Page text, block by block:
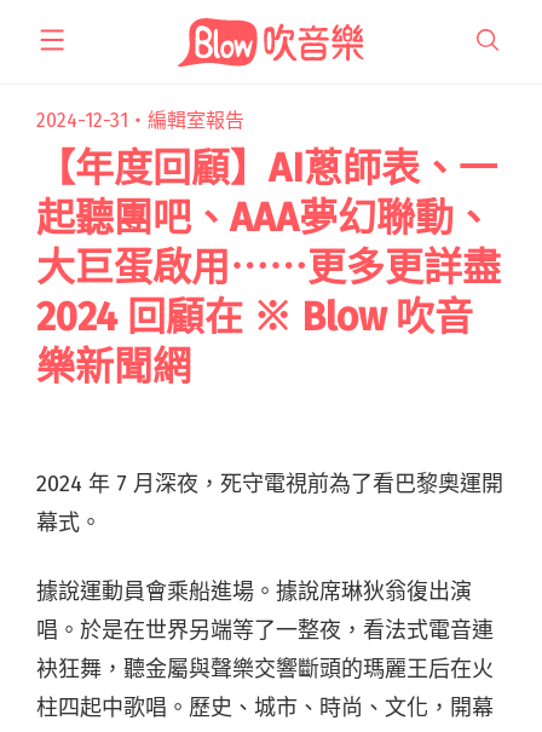
2024-12-31・ 編輯室報告
【年度回顧】AI蔥師表、一
起聽團吧、AAA夢幻聯動、
大巨蛋啟用⋯⋯更多更詳盡
2024 回顧在 ※ Blow 吹音
樂新聞網
2024 年 7 月深夜，死守電視前為了看巴黎奧運開
幕式。
據說運動員會乘船進場。據說席琳狄翁復出演
唱。於是在世界另端等了一整夜，看法式電音連
袂狂舞，聽金屬與聲樂交響斷頭的瑪麗王后在火
柱四起中歌唱。歷史、城市、時尚、文化，開幕